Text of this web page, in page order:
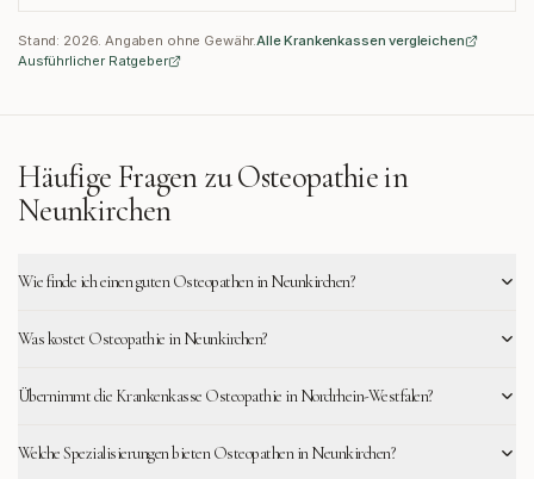
Stand: 2026 . Angaben ohne Gewähr. Alle Krankenkassen vergleichen
Ausführlicher Ratgeber
Häufige Fragen zu Osteopathie in
Neunkirchen
Wie finde ich einen guten Osteopathen in Neunkirchen?
Was kostet Osteopathie in Neunkirchen?
Übernimmt die Krankenkasse Osteopathie in Nordrhein-Westfalen?
Welche Spezialisierungen bieten Osteopathen in Neunkirchen?